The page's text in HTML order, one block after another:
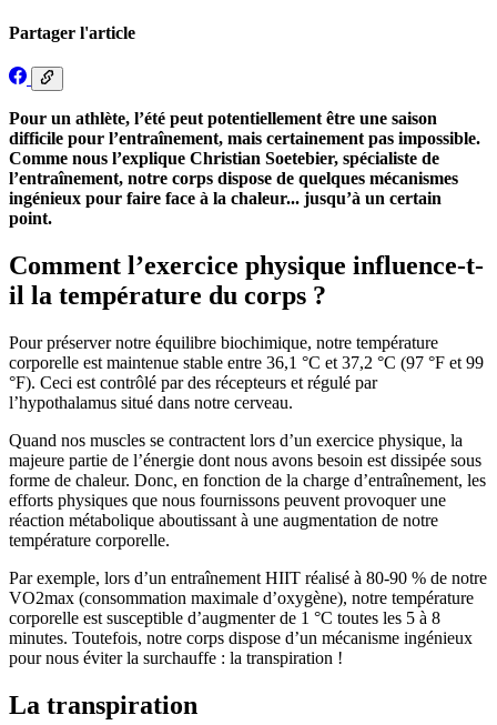
Partager l'article
Pour un athlète, l’été peut potentiellement être une saison
difficile pour l’entraînement, mais certainement pas impossible.
Comme nous l’explique Christian Soetebier, spécialiste de
l’entraînement, notre corps dispose de quelques mécanismes
ingénieux pour faire face à la chaleur... jusqu’à un certain
point.
Comment l’exercice physique influence-t-
il la température du corps ?
Pour préserver notre équilibre biochimique, notre température
corporelle est maintenue stable entre 36,1 °C et 37,2 °C (97 °F et 99
°F). Ceci est contrôlé par des récepteurs et régulé par
l’hypothalamus situé dans notre cerveau.
Quand nos muscles se contractent lors d’un exercice physique, la
majeure partie de l’énergie dont nous avons besoin est dissipée sous
forme de chaleur. Donc, en fonction de la charge d’entraînement, les
efforts physiques que nous fournissons peuvent provoquer une
réaction métabolique aboutissant à une augmentation de notre
température corporelle.
Par exemple, lors d’un entraînement HIIT réalisé à 80-90 % de notre
VO2max (consommation maximale d’oxygène), notre température
corporelle est susceptible d’augmenter de 1 °C toutes les 5 à 8
minutes. Toutefois, notre corps dispose d’un mécanisme ingénieux
pour nous éviter la surchauffe : la transpiration !
La transpiration